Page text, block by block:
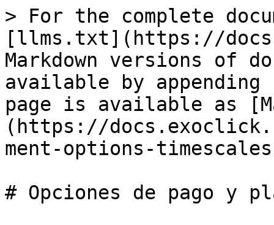
> For the complete
[llms.txt](https://
Markdown versions of
available by
page is available as
(https://
ment-options-
# Opciones de pago y